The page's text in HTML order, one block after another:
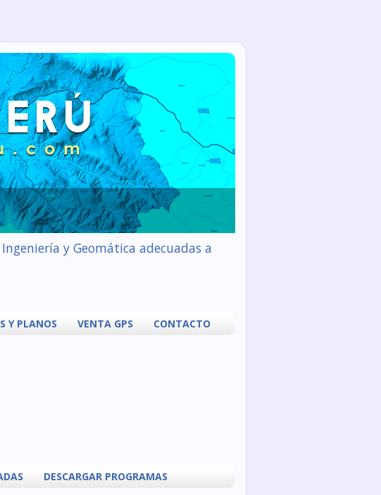
y Geomática adecuadas a
Y PLANOS VENTA GPS CONTACTO
DESCARGAR PROGRAMAS